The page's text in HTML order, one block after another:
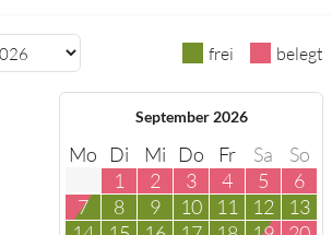
frei belegt
September 2026
Mo Di Mi Do Fr Sa
So
1
2 3 4 5
6
7
8 9 10 11 12
13